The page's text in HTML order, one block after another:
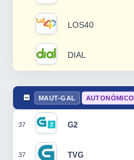
LOS40
DIAL
MAUT-GAL AUTONÓMICO
37 G2
37 TVG